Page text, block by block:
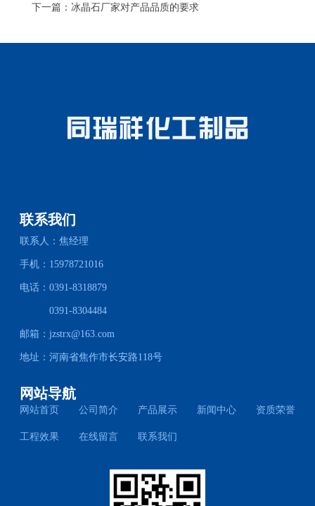
下一篇： 冰晶石厂家对产品品质的要求
联系我们
联系人：焦经理
手机：15978721016
电话：0391-8318879
0391-8304484
邮箱： jzstrx@163.com
地址：河南省焦作市长安路118号
网站导航
网站首页 公司简介 产品展示 新闻中心 资质荣誉
工程效果 在线留言 联系我们